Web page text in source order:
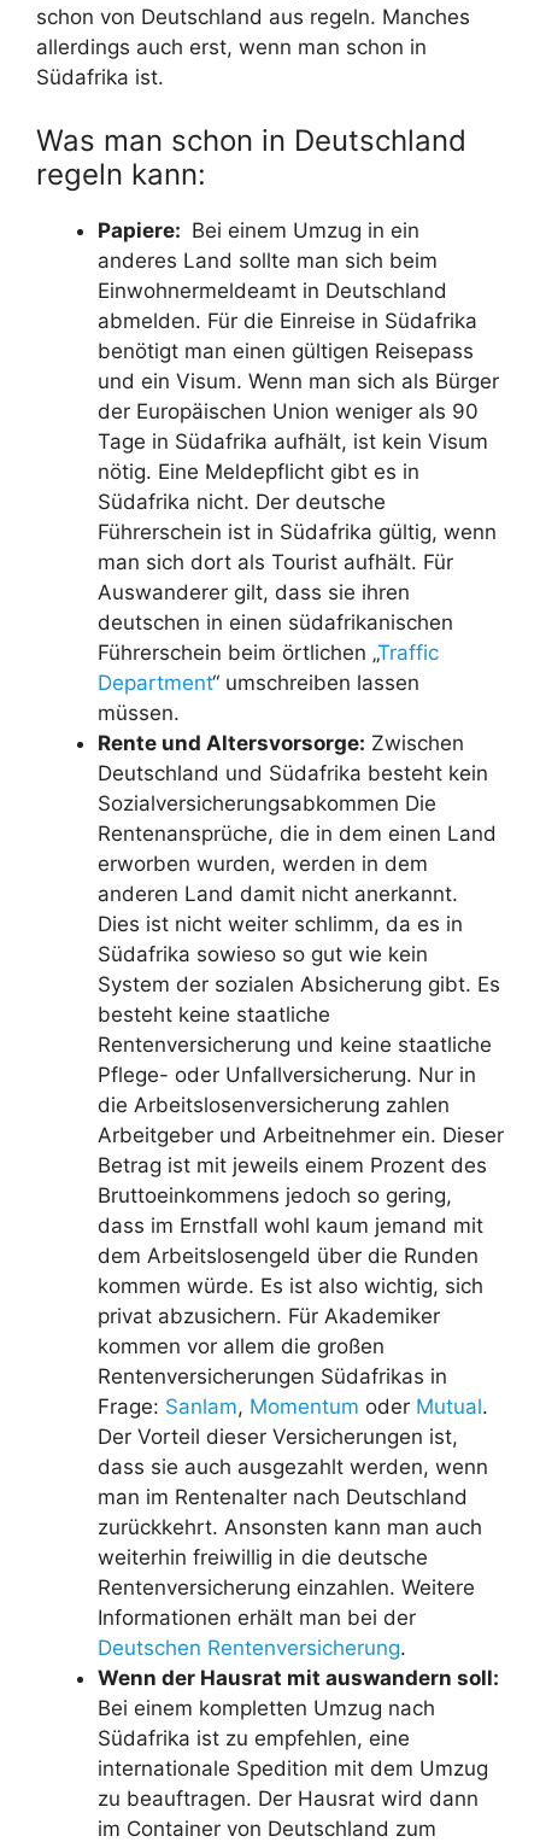
schon von Deutschland aus regeln. Manches
allerdings auch erst, wenn man schon in
Südafrika ist.
Was man schon in Deutschland
regeln kann:
Papiere: Bei einem Umzug in ein
anderes Land sollte man sich beim
Einwohnermeldeamt in Deutschland
abmelden. Für die Einreise in Südafrika
benötigt man einen gültigen Reisepass
und ein Visum. Wenn man sich als Bürger
der Europäischen Union weniger als 90
Tage in Südafrika aufhält, ist kein Visum
nötig. Eine Meldepflicht gibt es in
Südafrika nicht. Der deutsche
Führerschein ist in Südafrika gültig, wenn
man sich dort als Tourist aufhält. Für
Auswanderer gilt, dass sie ihren
deutschen in einen südafrikanischen
Führerschein beim örtlichen „Traffic
Department“ umschreiben lassen
müssen.
Rente und Altersvorsorge: Zwischen
Deutschland und Südafrika besteht kein
Sozialversicherungsabkommen Die
Rentenansprüche, die in dem einen Land
erworben wurden, werden in dem
anderen Land damit nicht anerkannt.
Dies ist nicht weiter schlimm, da es in
Südafrika sowieso so gut wie kein
System der sozialen Absicherung gibt. Es
besteht keine staatliche
Rentenversicherung und keine staatliche
Pflege- oder Unfallversicherung. Nur in
die Arbeitslosenversicherung zahlen
Arbeitgeber und Arbeitnehmer ein. Dieser
Betrag ist mit jeweils einem Prozent des
Bruttoeinkommens jedoch so gering,
dass im Ernstfall wohl kaum jemand mit
dem Arbeitslosengeld über die Runden
kommen würde. Es ist also wichtig, sich
privat abzusichern. Für Akademiker
kommen vor allem die großen
Rentenversicherungen Südafrikas in
Frage: Sanlam, Momentum oder Mutual.
Der Vorteil dieser Versicherungen ist,
dass sie auch ausgezahlt werden, wenn
man im Rentenalter nach Deutschland
zurückkehrt. Ansonsten kann man auch
weiterhin freiwillig in die deutsche
Rentenversicherung einzahlen. Weitere
Informationen erhält man bei der
Deutschen Rentenversicherung.
Wenn der Hausrat mit auswandern soll:
Bei einem kompletten Umzug nach
Südafrika ist zu empfehlen, eine
internationale Spedition mit dem Umzug
zu beauftragen. Der Hausrat wird dann
im Container von Deutschland zum